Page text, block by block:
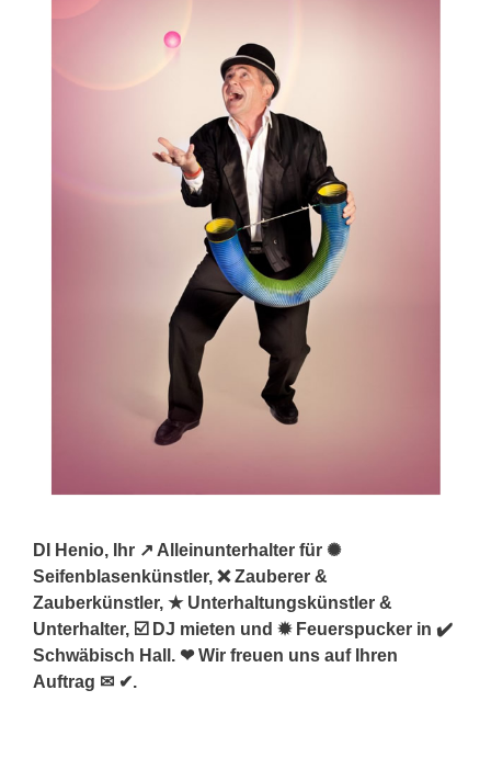
DI Henio, Ihr ↗️ Alleinunterhalter für ✺
Seifenblasenkünstler, ❌ Zauberer &
Zauberkünstler, ★ Unterhaltungskünstler &
Unterhalter, ☑️ DJ mieten und ✹ Feuerspucker in ✔️
Schwäbisch Hall. ❤ Wir freuen uns auf Ihren
Auftrag ✉ ✔.